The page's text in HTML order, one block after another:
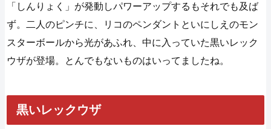
「しんりょく」が発動しパワーアップするもそれでも及ば
ず。二人のピンチに、リコのペンダントといにしえのモン
スターボールから光があふれ、中に入っていた黒いレック
ウザが登場。とんでもないものはいってましたね。
黒いレックウザ